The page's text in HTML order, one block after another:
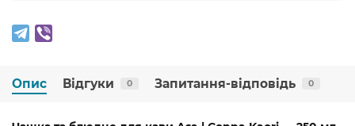
Опис Відгуки 0 Запитання-відповідь 0